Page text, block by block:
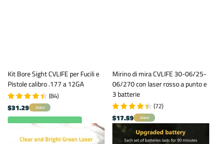
Kit Bore Sight CVLIFE per Fucili e
Pistole calibro .177 a 12GA
(84)
$31.29 Global
Visualizza opzioni
Mirino di mira CVLIFE 30-06/25-
06/270 con laser rosso a punto e
3 batterie
(72)
$17.59 Global
Visualizza opzioni